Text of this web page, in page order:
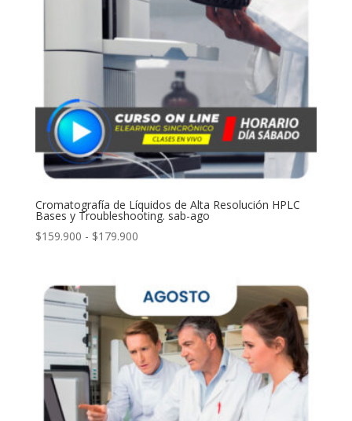
Cromatografía de Líquidos de Alta Resolución HPLC
Bases y Troubleshooting. sab-ago
$159.900 - $179.900Rango
desde
$159.900
hasta
$179.900